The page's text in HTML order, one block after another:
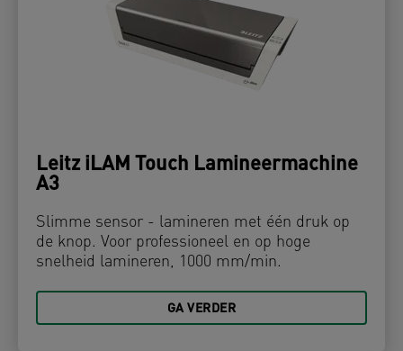
Leitz iLAM Touch Lamineermachine
A3
Slimme sensor - lamineren met één druk op
de knop. Voor professioneel en op hoge
snelheid lamineren, 1000 mm/min.
GA VERDER